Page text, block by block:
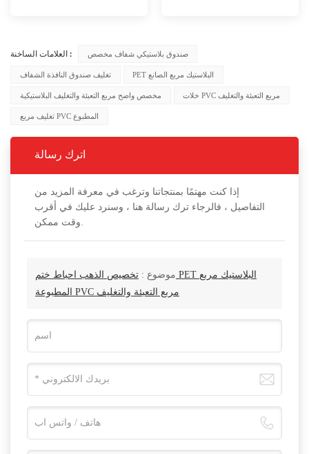
العلامات الساخنة : صندوق بلاستيكي شفاف مخصص
تغليف صندوق النافذة الشفاف PET البلاستيك مربع الصانع
مخصص واضح مربع التعبئة والتغليف البلاستيكية خلات PVC مربع التعبئة والتغليف
تغليف مربع PVC المطبوع
اترك رسالة
إذا كنت مهتمًا بمنتجاتنا وترغب في معرفة المزيد من
التفاصيل ، فالرجاء ترك رسالة هنا ، وسنرد عليك في أقرب
وقت ممكن.
موضوع : تخصيص الذهب احباط ختم PET البلاستيك مربع
المطبوعة PVC مربع التعبئة والتغليف